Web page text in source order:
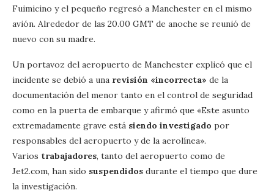
Fuimicino y el pequeño regresó a Manchester en el mismo
avión. Alrededor de las 20.00 GMT de anoche se reunió de
nuevo con su madre.
Un portavoz del aeropuerto de Manchester explicó que el
incidente se debió a una revisión «incorrecta» de la
documentación del menor tanto en el control de seguridad
como en la puerta de embarque y afirmó que «Este asunto
extremadamente grave está siendo investigado por
responsables del aeropuerto y de la aerolínea».
Varios trabajadores, tanto del aeropuerto como de
Jet2.com, han sido suspendidos durante el tiempo que dure
la investigación.